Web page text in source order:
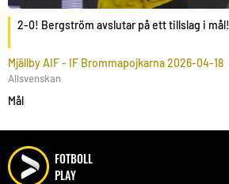
2-0! Bergström avslutar på ett tillslag i mål!
Mjällby AIF- IF Brommapojkarna2026-04-18
Allsvenskan
Mål
FOTBOLL
PLAY